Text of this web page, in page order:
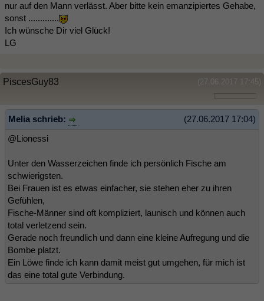
nur auf den Mann verlässt. Aber bitte kein emanzipiertes Gehabe,
sonst .............
Ich wünsche Dir viel Glück!
LG
(27.06.2017 17:45)
PiscesGuy83
(27.06.2017 17:04)
Melia schrieb:
@Lionessi
Unter den Wasserzeichen finde ich persönlich Fische am
schwierigsten.
Bei Frauen ist es etwas einfacher, sie stehen eher zu ihren
Gefühlen,
Fische-Männer sind oft kompliziert, launisch und können auch
total verletzend sein.
Gerade noch freundlich und dann eine kleine Aufregung und die
Bombe platzt.
Ein Löwe finde ich kann damit meist gut umgehen, für mich ist
das eine total gute Verbindung.